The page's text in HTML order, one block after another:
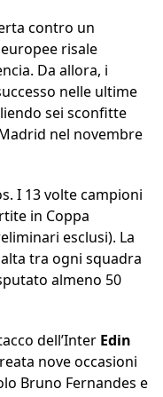
contro un
risale
Da allora, i
nelle ultime
sei sconfitte
nel novembre
I 13 volte campioni
in Coppa
esclusi). La
tra ogni squadra
almeno 50
dell’Inter Edin
nove occasioni
Bruno Fernandes e